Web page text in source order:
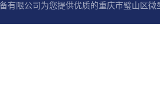
有限公司为您提供优质的重庆市璧山区